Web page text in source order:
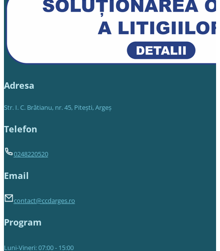
Adresa
Str. I. C. Brătianu, nr. 45, Piteşti, Argeş
Telefon
0248220520
Email
contact@ccdarges.ro
Program
Luni-Vineri: 07:00 - 15:00